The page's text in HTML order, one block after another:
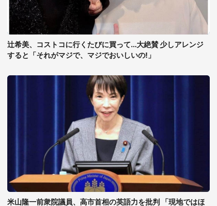
辻希美、コストコに行くたびに買って...大絶賛 少しアレンジ
すると「それがマジで、マジでおいしいの!」
米山隆一前衆院議員、高市首相の英語力を批判 「現地ではほ